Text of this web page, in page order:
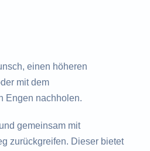
einen höheren
mit dem
Engen nachholen.
gemeinsam mit
zurückgreifen. Dieser bietet